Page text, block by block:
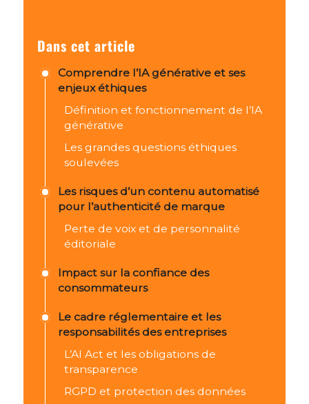
Dans cet article
Comprendre l’IA générative et ses
enjeux éthiques
Définition et fonctionnement de l’IA
générative
Les grandes questions éthiques
soulevées
Les risques d’un contenu automatisé
pour l’authenticité de marque
Perte de voix et de personnalité
éditoriale
Impact sur la confiance des
consommateurs
Le cadre réglementaire et les
responsabilités des entreprises
L’AI Act et les obligations de
transparence
RGPD et protection des données